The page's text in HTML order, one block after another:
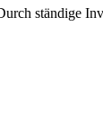
ständige